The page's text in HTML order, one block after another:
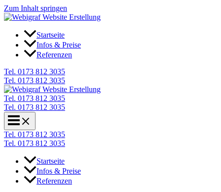
Zum Inhalt springen
Startseite
Infos & Preise
Referenzen
Tel. 0173 812 3035
Tel. 0173 812 3035
Tel. 0173 812 3035
Tel. 0173 812 3035
Tel. 0173 812 3035
Tel. 0173 812 3035
Startseite
Infos & Preise
Referenzen